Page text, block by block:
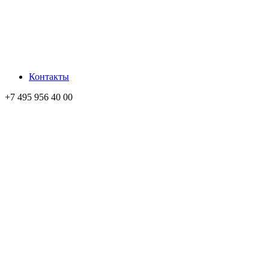
Контакты
+7 495 956 40 00